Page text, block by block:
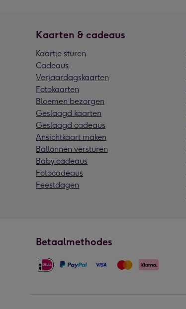
Kaarten & cadeaus
Kaartje sturen
Cadeaus
Verjaardagskaarten
Fotokaarten
Bloemen bezorgen
Geslaagd kaarten
Geslaagd cadeaus
Ansichtkaart maken
Ballonnen versturen
Baby cadeaus
Fotocadeaus
Feestdagen
Betaalmethodes